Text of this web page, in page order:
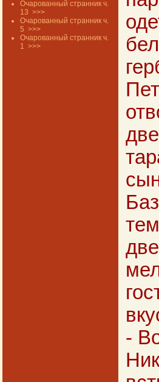
Очарованный странник ч.
13 >>>
Очарованный странник ч.
5 >>>
Очарованный странник ч.
1 >>>
-